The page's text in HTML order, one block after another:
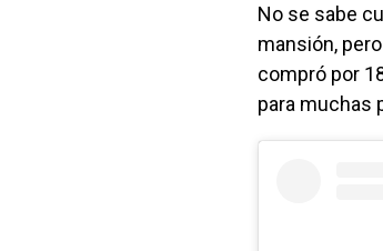
No se sabe
mansión,
compró por
para muchas